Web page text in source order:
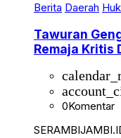
Berita Daerah
Tawuran
Remaja Kritis
0Komentar